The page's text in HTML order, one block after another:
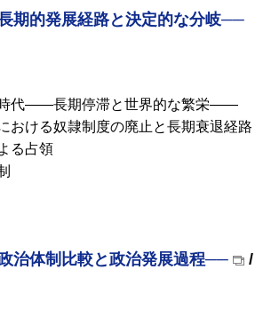
的発展経路と決定的な分岐──
代――長期停滞と世界的な繁栄――
ける奴隷制度の廃止と長期衰退経路
る占領
体制比較と政治発展過程──
/